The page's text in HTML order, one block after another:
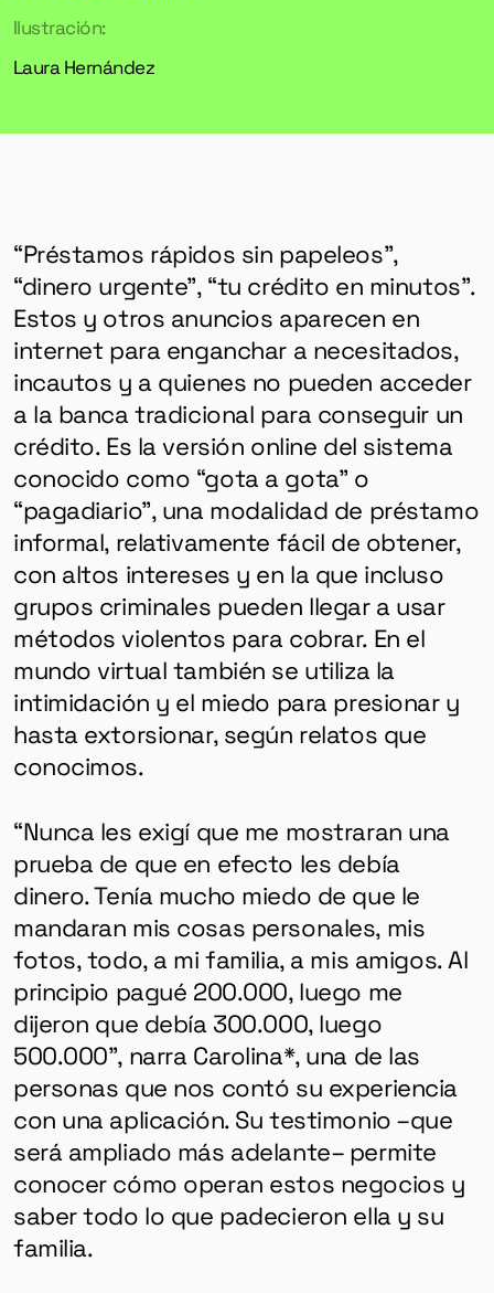
Ilustración:
Laura Hernández
“Préstamos rápidos sin papeleos”,
“dinero urgente”, “tu crédito en minutos”.
Estos y otros anuncios aparecen en
internet para enganchar a necesitados,
incautos y a quienes no pueden acceder
a la banca tradicional para conseguir un
crédito. Es la versión online del sistema
conocido como “gota a gota” o
“pagadiario”, una modalidad de préstamo
informal, relativamente fácil de obtener,
con altos intereses y en la que incluso
grupos criminales pueden llegar a usar
métodos violentos para cobrar. En el
mundo virtual también se utiliza la
intimidación y el miedo para presionar y
hasta extorsionar, según relatos que
conocimos.
“Nunca les exigí que me mostraran una
prueba de que en efecto les debía
dinero. Tenía mucho miedo de que le
mandaran mis cosas personales, mis
fotos, todo, a mi familia, a mis amigos. Al
principio pagué 200.000, luego me
dijeron que debía 300.000, luego
500.000”, narra Carolina*, una de las
personas que nos contó su experiencia
con una aplicación. Su testimonio –que
será ampliado más adelante– permite
conocer cómo operan estos negocios y
saber todo lo que padecieron ella y su
familia.